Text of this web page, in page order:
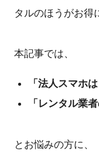
タルのほうがお得
本記事では、
「法人スマホ
「レンタル業
とお悩みの方に、